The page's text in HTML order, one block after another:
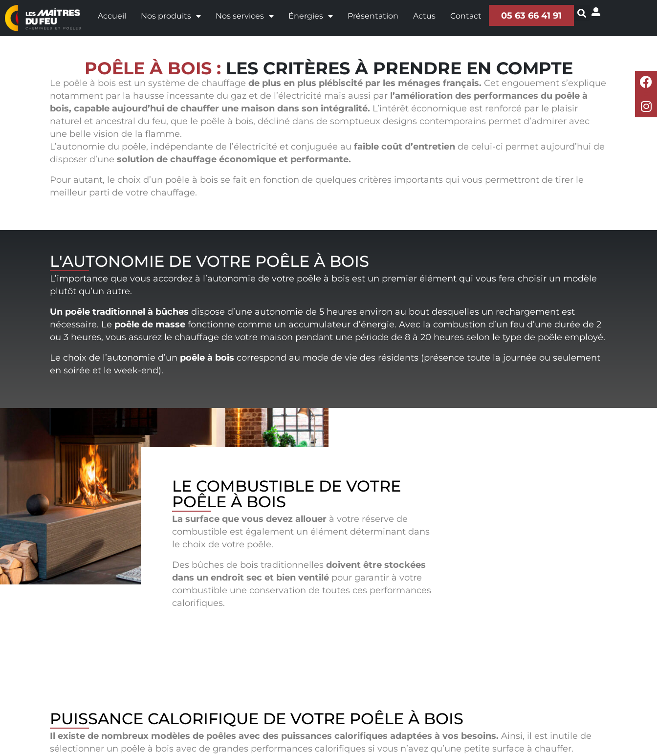
Accueil Nos produits Nos services Énergies Présentation Actus Contact 05 63 66 41 91
POÊLE À BOIS : LES CRITÈRES À PRENDRE EN COMPTE
Le poêle à bois est un système de chauffage de plus en plus plébiscité par les ménages français. Cet engouement s’explique
notamment par la hausse incessante du gaz et de l’électricité mais aussi par l’amélioration des performances du poêle à
bois, capable aujourd’hui de chauffer une maison dans son intégralité. L’intérêt économique est renforcé par le plaisir
naturel et ancestral du feu, que le poêle à bois, décliné dans de somptueux designs contemporains permet d’admirer avec
une belle vision de la flamme.
L’autonomie du poêle, indépendante de l’électricité et conjuguée au faible coût d’entretien de celui-ci permet aujourd’hui de
disposer d’une solution de chauffage économique et performante.
Pour autant, le choix d’un poêle à bois se fait en fonction de quelques critères importants qui vous permettront de tirer le
meilleur parti de votre chauffage.
L'AUTONOMIE DE VOTRE POÊLE À BOIS
L’importance que vous accordez à l’autonomie de votre poêle à bois est un premier élément qui vous fera choisir un modèle
plutôt qu’un autre.
Un poêle traditionnel à bûches dispose d’une autonomie de 5 heures environ au bout desquelles un rechargement est
nécessaire. Le poêle de masse fonctionne comme un accumulateur d’énergie. Avec la combustion d’un feu d’une durée de 2
ou 3 heures, vous assurez le chauffage de votre maison pendant une période de 8 à 20 heures selon le type de poêle employé.
Le choix de l’autonomie d’un poêle à bois correspond au mode de vie des résidents (présence toute la journée ou seulement
en soirée et le week-end).
LE COMBUSTIBLE DE VOTRE
POÊLE À BOIS
La surface que vous devez allouer à votre réserve de
combustible est également un élément déterminant dans
le choix de votre poêle.
Des bûches de bois traditionnelles doivent être stockées
dans un endroit sec et bien ventilé pour garantir à votre
combustible une conservation de toutes ces performances
calorifiques.
PUISSANCE CALORIFIQUE DE VOTRE POÊLE À BOIS
Il existe de nombreux modèles de poêles avec des puissances calorifiques adaptées à vos besoins. Ainsi, il est inutile de
sélectionner un poêle à bois avec de grandes performances calorifiques si vous n’avez qu’une petite surface à chauffer.